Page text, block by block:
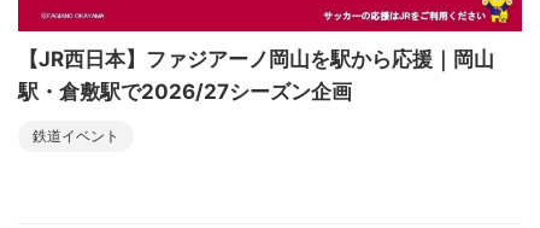
【JR西日本】ファジアーノ岡山を駅から応援｜岡山
駅・倉敷駅で2026/27シーズン企画
鉄道イベント